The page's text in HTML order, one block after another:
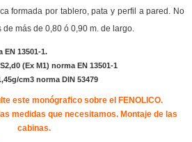
formada por tablero, pata y perfil a pared. No
más de 0,80 ó 0,90 m. de largo.
EN 13501-1.
(Ex M1) norma EN 13501-1
cm3 norma DIN 53479
este monógrafico sobre el FENOLICO.
medidas que necesitamos. Montaje de las
cabinas.